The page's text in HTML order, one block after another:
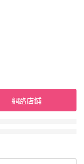
網路店鋪